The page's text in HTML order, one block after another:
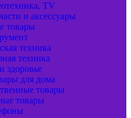
TV
и аксессуары
товары
техника
техника
здоровье
для дома
товары
товары